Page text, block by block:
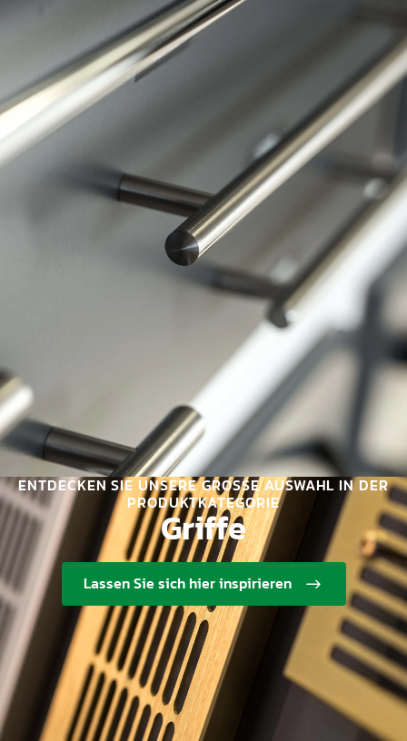
ENTDECKEN SIE UNSERE GROSSE AUSWAHL IN DER P
RODUKTKATEGORIE
Griffe
Lassen Sie sich hier inspirieren